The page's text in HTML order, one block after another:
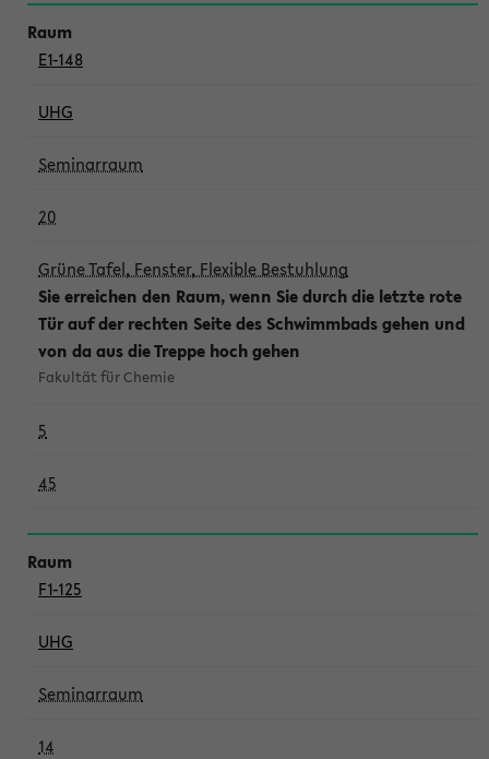
E1-148
UHG
Seminarraum
20
Grüne Tafel, Fenster, Flexible Bestuhlung
Sie erreichen den Raum, wenn Sie durch die letzte rote
Tür auf der rechten Seite des Schwimmbads gehen und
von da aus die Treppe hoch gehen
Fakultät für Chemie
5
45
F1-125
UHG
Seminarraum
14